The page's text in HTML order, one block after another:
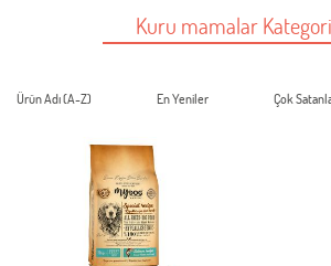
Kuru mamalar
Ürün Adı (A-Z) En Yeniler Çok